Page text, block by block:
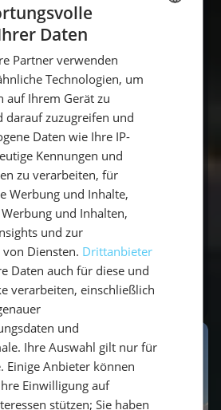
sondern Segler,
und die Karibik wie
kennen. Wenn du
08/15-Urlaub hast,
dich persönlich dabei,
zu finden, der zu dir
dir keine
sondern den Partner
für deine Zeit unter der
Daten
Partner verwenden
Technologien, um
auf Ihrem Gerät zu
darauf zuzugreifen und
Daten wie Ihre IP-
Kennungen und
zu verarbeiten, für
Werbung und Inhalte,
und Inhalten,
und zur
Diensten. Drittanbieter
Daten auch für diese und
verarbeiten, einschließlich
und
Ihre Auswahl gilt nur für
Einige Anbieter können
Einwilligung auf
stützen; Sie haben